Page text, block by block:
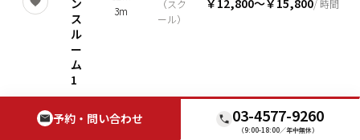
ン
ス
ル
ー
ム
1
3m
（スク
ール）
￥12,800〜￥15,800/ 時間
全ての会場を表示
予約・問い合わせ 03-4577-9260
（9:00-18:00／年中無休）